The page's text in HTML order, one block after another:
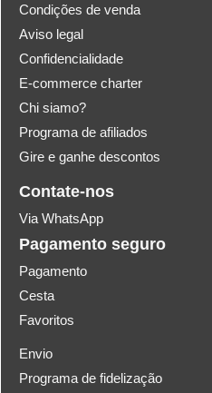
Condições de venda
Aviso legal
Confidencialidade
E-commerce charter
Chi siamo?
Programa de afiliados
Gire e ganhe descontos
Contate-nos
Via WhatsApp
Pagamento seguro
Pagamento
Cesta
Favoritos
Envio
Programa de fidelização